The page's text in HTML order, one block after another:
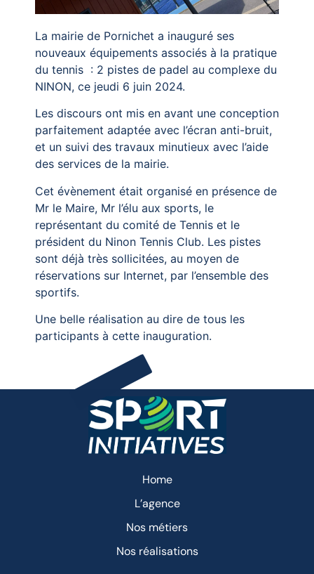
La mairie de Pornichet a inauguré ses
nouveaux équipements associés à la pratique
du tennis : 2 pistes de padel au complexe du
NINON, ce jeudi 6 juin 2024.
Les discours ont mis en avant une conception
parfaitement adaptée avec l’écran anti-bruit,
et un suivi des travaux minutieux avec l’aide
des services de la mairie.
Cet évènement était organisé en présence de
Mr le Maire, Mr l’élu aux sports, le
représentant du comité de Tennis et le
président du Ninon Tennis Club. Les pistes
sont déjà très sollicitées, au moyen de
réservations sur Internet, par l’ensemble des
sportifs.
Une belle réalisation au dire de tous les
participants à cette inauguration.
Home
L’agence
Nos métiers
Nos réalisations